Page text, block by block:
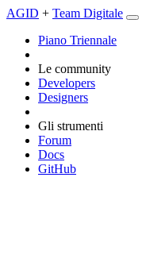
AGID + Team Digitale
Piano Triennale
Le community
Developers
Designers
Gli strumenti
Forum
Docs
GitHub